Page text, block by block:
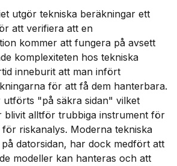
utgör tekniska beräkningar ett
att verifiera att en
kommer att fungera på avsett
komplexiteten hos tekniska
inneburit att man infört
för att få dem hanterbara.
utförts "på säkra sidan" vilket
blivit alltför trubbiga instrument för
riskanalys. Moderna tekniska
datorsidan, har dock medfört att
modeller kan hanteras och att